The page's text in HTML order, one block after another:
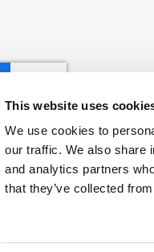
This website uses
We use cookies to
our traffic. We also share
and analytics partners
that they’ve collected